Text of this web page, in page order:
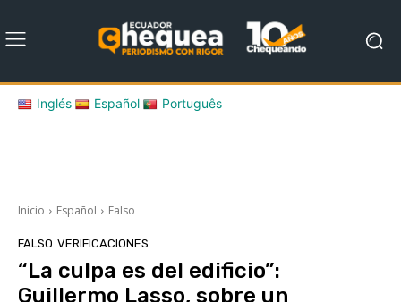
Inglés Español Português
Inicio Español Falso
FALSO VERIFICACIONES
“La culpa es del edificio”:
Guillermo Lasso, sobre un